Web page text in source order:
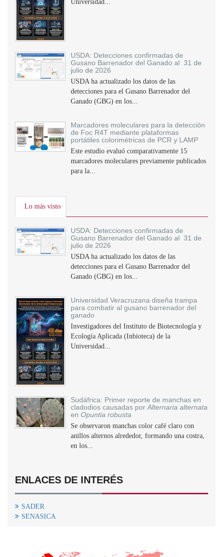
Universidad...
USDA: Detecciones confirmadas de
Gusano Barrenador del Ganado al 31 de
julio de 2026
USDA ha actualizado los datos de las
detecciones para el Gusano Barrenador del
Ganado (GBG) en los...
Marcadores moleculares para la detección
de Foc R4T mediante plataformas
portátiles colorimétricas de PCR y LAMP
Este estudio evaluó comparativamente 15
marcadores moleculares previamente publicados
para la...
Lo más visto
USDA: Detecciones confirmadas de
Gusano Barrenador del Ganado al 31 de
julio de 2026
USDA ha actualizado los datos de las
detecciones para el Gusano Barrenador del
Ganado (GBG) en los...
Universidad Veracruzana diseña trampa
para combatir al gusano barrenador del
ganado
Investigadores del Instituto de Biotecnología y
Ecología Aplicada (Inbioteca) de la
Universidad...
Sudáfrica: Primer reporte de manchas en
cladodios causadas por Alternaria alternata
en Opuntia robusta
Se observaron manchas color café claro con
anillos alternos alrededor, formando una costra,
en los...
ENLACES DE INTERÉS
SADER
SENASICA